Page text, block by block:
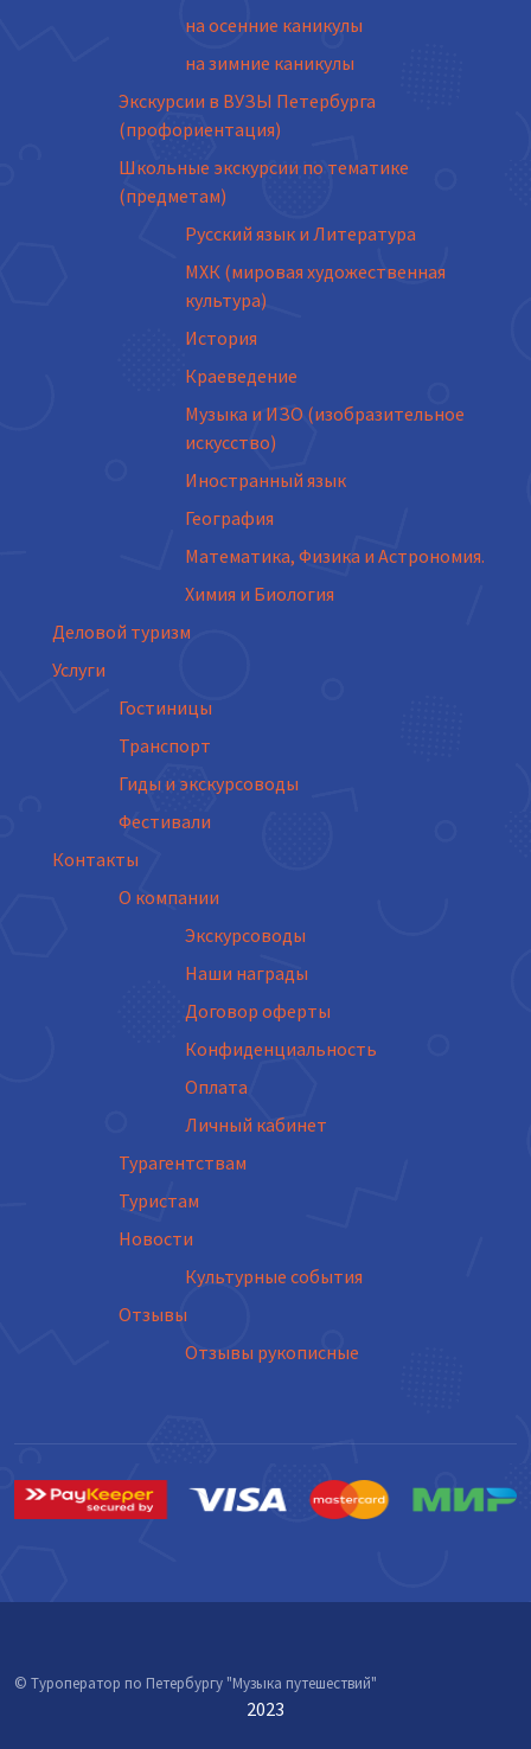
на осенние каникулы
на зимние каникулы
Экскурсии в ВУЗЫ Петербурга
(профориентация)
Школьные экскурсии по тематике
(предметам)
Русский язык и Литература
МХК (мировая художественная
культура)
История
Краеведение
Музыка и ИЗО (изобразительное
искусство)
Иностранный язык
География
Математика, Физика и Астрономия.
Химия и Биология
Деловой туризм
Услуги
Гостиницы
Транспорт
Гиды и экскурсоводы
Фестивали
Контакты
О компании
Экскурсоводы
Наши награды
Договор оферты
Конфиденциальность
Оплата
Личный кабинет
Турагентствам
Туристам
Новости
Культурные события
Отзывы
Отзывы рукописные
© Туроператор по Петербургу "Музыка путешествий"
2023